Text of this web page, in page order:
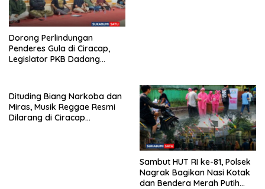
Dorong Perlindungan
Penderes Gula di Ciracap,
Legislator PKB Dadang
Ketenagakerjaan
Dituding Biang Narkoba dan
Miras, Musik Reggae Resmi
Dilarang di Ciracap
Sambut HUT RI ke-81, Polsek
Nagrak Bagikan Nasi Kotak
dan Bendera Merah Putih